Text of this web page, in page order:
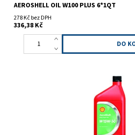
AEROSHELL OIL W100 PLUS 6*1QT
278 Kč bez DPH
336,38 Kč
Vysoce kvalitní polosyntetický
protioděrovými a protikorozivními